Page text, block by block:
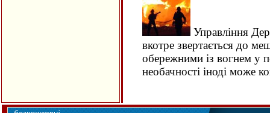
Управління
вкотре звертається до
обережними із вогнем у
необачності іноді може